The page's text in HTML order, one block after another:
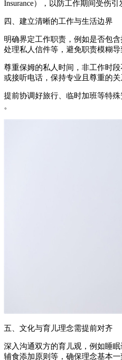
Insurance），以防工作期间受伤引
四、建立清晰的工作与生活边界
明确界定工作职责，例如是否包含
处理私人信件等，避免职责模糊导
尊重保姆的私人时间，非工作时
或接听电话，保持专业且尊重的关
提前协调好旅行、临时加班等特
。
五、文化与育儿理念需提前对齐
深入沟通双方的育儿观，例如睡眠
辅食添加原则等，确保理念基本一